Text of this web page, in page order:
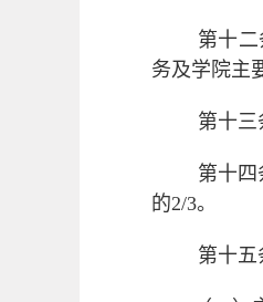
第十二
务及学院主
第十三
第十四
的2/3。
第十五